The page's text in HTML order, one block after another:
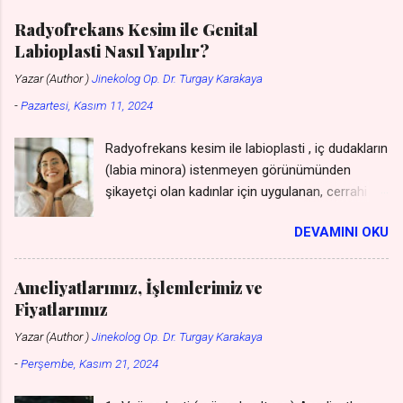
Radyofrekans Kesim ile Genital
Labioplasti Nasıl Yapılır?
Yazar (Author )Jinekolog Op. Dr. Turgay Karakaya
-Pazartesi, Kasım 11, 2024
Radyofrekans kesim ile labioplasti , iç dudakların
(labia minora) istenmeyen görünümünden
şikayetçi olan kadınlar için uygulanan, cerrahi bir
yöntemdir. Bu yöntem, geleneksel cerrahi
yöntemlere göre daha az invaziv olması,
iyileşme sürecini hızlandırması ve daha az
ağrıya neden olması gibi avantajları sunar. ***
Labioplasti Genital Estetik Fiyat Listesini
WhatsApp'tan isteyin *** ( kişiler listesine
kaydetmeniz gerekmez - gizli kalır ) *** Genital
DEVAMINI OKU
Ameliyatlarımız, İşlemlerimiz ve
Fiyatlarımız
Yazar (Author )Jinekolog Op. Dr. Turgay Karakaya
-Perşembe, Kasım 21, 2024